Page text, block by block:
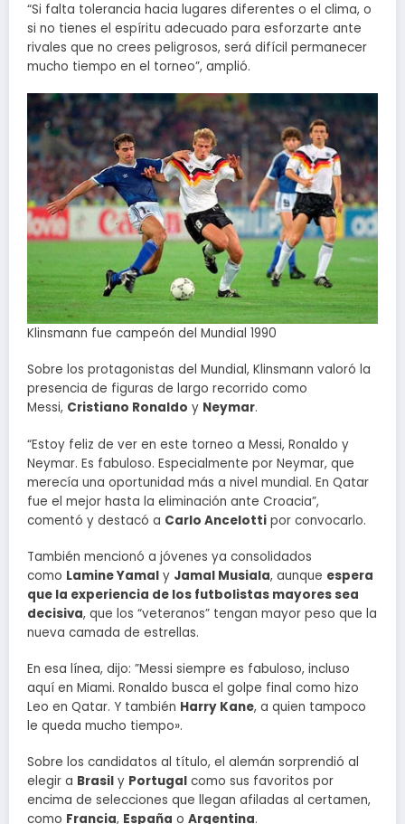
“Si falta tolerancia hacia lugares diferentes o el clima, o
si no tienes el espíritu adecuado para esforzarte ante
rivales que no crees peligrosos, será difícil permanecer
mucho tiempo en el torneo”, amplió.
Klinsmann fue campeón del Mundial 1990
Sobre los protagonistas del Mundial, Klinsmann valoró la
presencia de figuras de largo recorrido como
Messi, Cristiano Ronaldo y Neymar.
“Estoy feliz de ver en este torneo a Messi, Ronaldo y
Neymar. Es fabuloso. Especialmente por Neymar, que
merecía una oportunidad más a nivel mundial. En Qatar
fue el mejor hasta la eliminación ante Croacia”,
comentó y destacó a Carlo Ancelotti por convocarlo.
También mencionó a jóvenes ya consolidados
como Lamine Yamal y Jamal Musiala, aunque espera
que la experiencia de los futbolistas mayores sea
decisiva, que los “veteranos” tengan mayor peso que la
nueva camada de estrellas.
En esa línea, dijo: ”Messi siempre es fabuloso, incluso
aquí en Miami. Ronaldo busca el golpe final como hizo
Leo en Qatar. Y también Harry Kane, a quien tampoco
le queda mucho tiempo».
Sobre los candidatos al título, el alemán sorprendió al
elegir a Brasil y Portugal como sus favoritos por
encima de selecciones que llegan afiladas al certamen,
como Francia, España o Argentina.